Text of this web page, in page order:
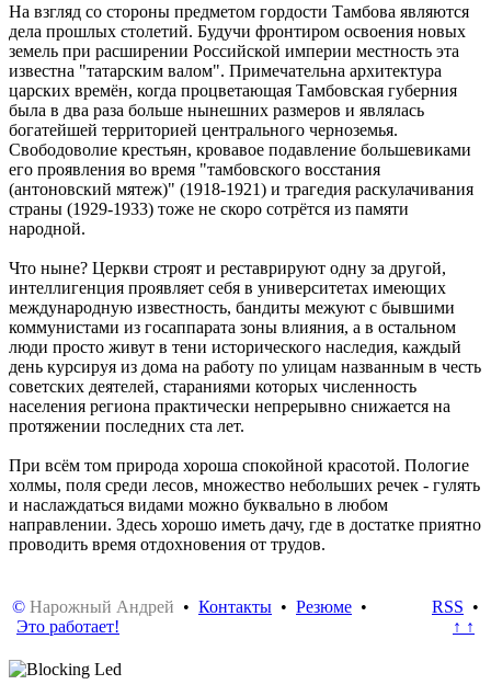
На взгляд со стороны предметом гордости Тамбова являются
дела прошлых столетий. Будучи фронтиром освоения новых
земель при расширении Российской империи местность эта
известна "татарским валом". Примечательна архитектура
царских времён, когда процветающая Тамбовская губерния
была в два раза больше нынешних размеров и являлась
богатейшей территорией центрального черноземья.
Свободоволие крестьян, кровавое подавление большевиками
его проявления во время "тамбовского восстания
(антоновский мятеж)" (1918-1921) и трагедия раскулачивания
страны (1929-1933) тоже не скоро сотрётся из памяти
народной.
Что ныне? Церкви строят и реставрируют одну за другой,
интеллигенция проявляет себя в университетах имеющих
международную известность, бандиты межуют с бывшими
коммунистами из госаппарата зоны влияния, а в остальном
люди просто живут в тени исторического наследия, каждый
день курсируя из дома на работу по улицам названным в честь
советских деятелей, стараниями которых численность
населения региона практически непрерывно снижается на
протяжении последних ста лет.
При всём том природа хороша спокойной красотой. Пологие
холмы, поля среди лесов, множество небольших речек - гулять
и наслаждаться видами можно буквально в любом
направлении. Здесь хорошо иметь дачу, где в достатке приятно
проводить время отдохновения от трудов.
© Нарожный Андрей • Контакты • Резюме •
Это работает!
RSS •
↑ ↑